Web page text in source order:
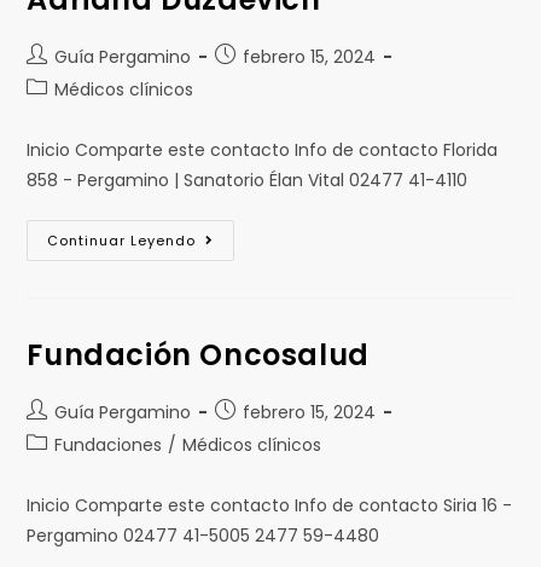
Guía Pergamino
febrero 15, 2024
Médicos clínicos
Inicio Comparte este contacto Info de contacto Florida
858 - Pergamino | Sanatorio Élan Vital 02477 41-4110
Continuar Leyendo
Fundación Oncosalud
Guía Pergamino
febrero 15, 2024
Fundaciones / Médicos clínicos
Inicio Comparte este contacto Info de contacto Siria 16 -
Pergamino 02477 41-5005 2477 59-4480